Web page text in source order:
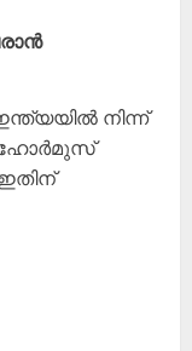
നിന്ന്
ഹോര്‍മുസ്